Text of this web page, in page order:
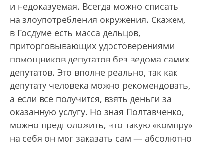
и недоказуемая. Всегда можно списать
на злоупотребления окружения. Скажем,
в Госдуме есть масса дельцов,
приторговывающих удостоверениями
помощников депутатов без ведома самих
депутатов. Это вполне реально, так как
депутату человека можно рекомендовать,
а если все получится, взять деньги за
оказанную услугу. Но зная Полтавченко,
можно предположить, что такую «компру»
на себя он мог заказать сам — абсолютно